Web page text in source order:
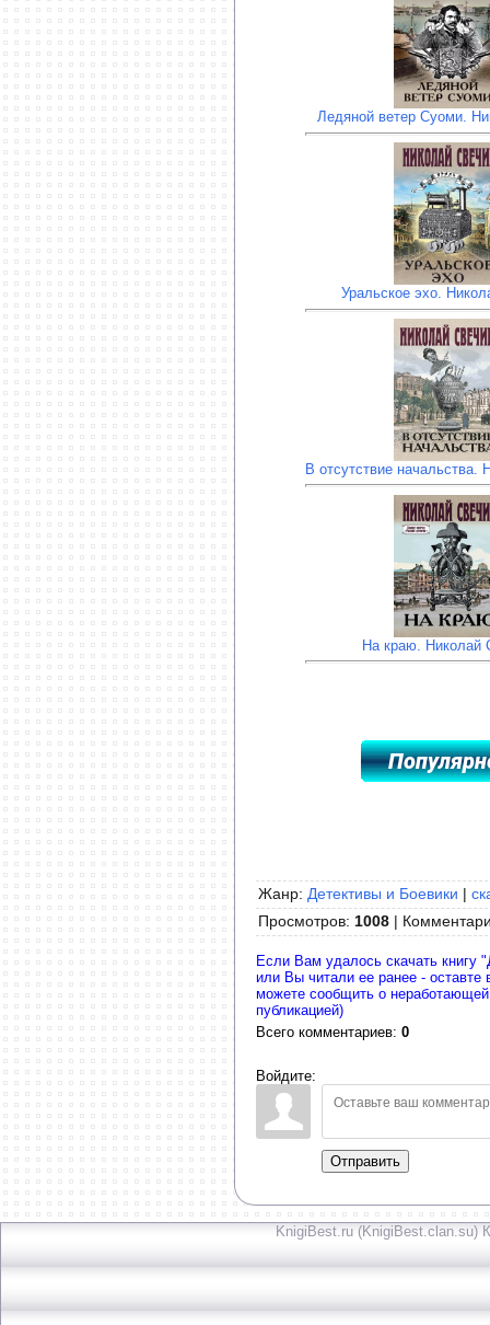
Ледяной ветер Суоми.
Уральское эхо.
В отсутствие начальства.
На краю. Николай
Жанр: Детективы и Боевики |
Просмотров: 1008 |
Если Вам удалось скачать книгу
или Вы читали ее ранее -
можете сообщить о
публикацией)
Всего комментариев: 0
Войдите:
Отправить
KnigiBest.ru (KnigiBest.clan.su)